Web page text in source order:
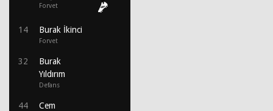
Forvet
14 Burak İkinci
Forvet
32
Burak
Yıldırım
Defans
44
Cem